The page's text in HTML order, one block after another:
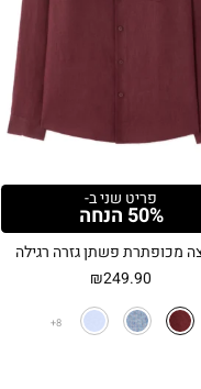
פריט שני ב-
50% הנחה
מכופתרת פשתן גזרה רגילה
₪249.90
8